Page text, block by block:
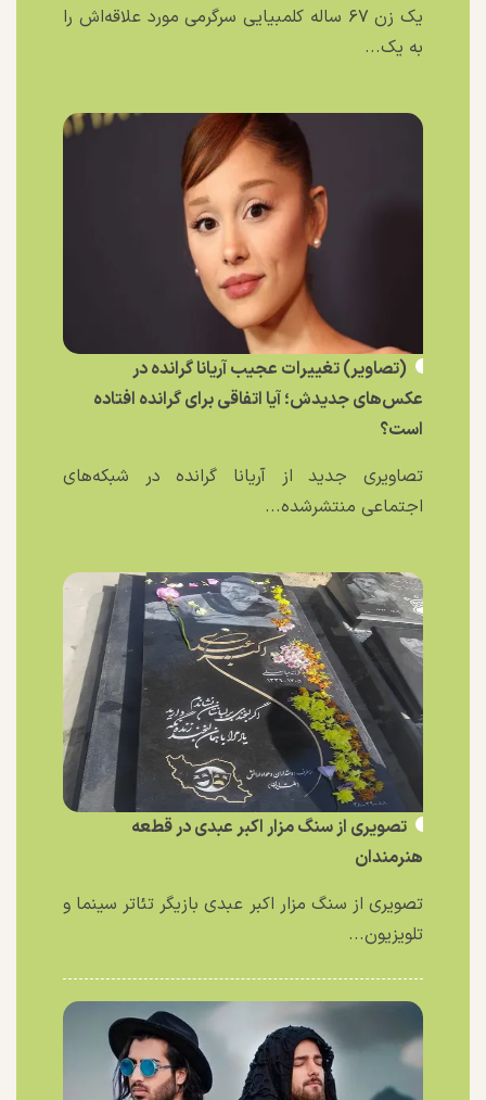
یک زن ۶۷ ساله کلمبیایی سرگرمی مورد علاقه‌اش را
به یک...
(تصاویر) تغییرات عجیب آریانا گرانده در
عکس‌های جدیدش؛ آیا اتفاقی برای گرانده افتاده
است؟
تصاویری جدید از آریانا گرانده در شبکه‌های
اجتماعی منتشرشده...
تصویری از سنگ مزار اکبر عبدی در قطعه
هنرمندان
تصویری از سنگ مزار اکبر عبدی بازیگر تئاتر سینما و
تلویزیون...